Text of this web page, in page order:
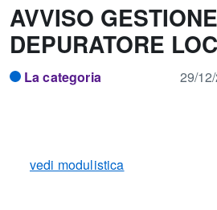
AVVISO GESTIONE
DEPURATORE
La categoria 29/
vedi modulistica